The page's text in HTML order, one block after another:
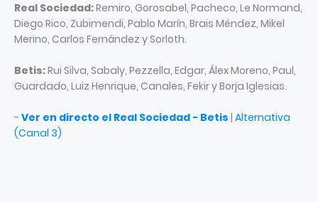
Real Sociedad:Remiro, Gorosabel, Pacheco, Le Normand,
Diego Rico, Zubimendi, Pablo Marín, Brais Méndez, Mikel
Merino, Carlos Fernández y Sorloth.
Betis:Rui Silva, Sabaly, Pezzella, Edgar, Álex Moreno, Paul,
Guardado, Luiz Henrique, Canales, Fekir y Borja Iglesias.
- Ver en directo el Real Sociedad - Betis | Alternativa
(Canal 3)